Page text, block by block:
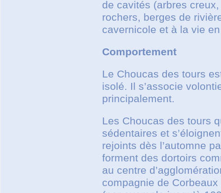
de cavités (arbres
rochers, berges de
cavernicole et à la vie
Comportement
Le Choucas des tours
isolé. Il s’associe
principalement.
Les Choucas des tours
sédentaires et
rejoints dès l’automne
forment des dortoirs
au centre
compagnie de